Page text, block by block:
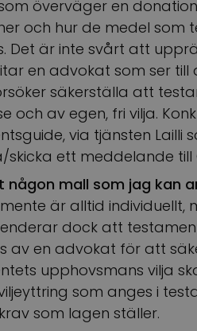
överväger en
och hur de medel som
Det är inte svårt att
en advokat som ser
säkerställa att
och av egen, fri vilja.
via tjänsten Lailli
skicka ett meddelande
någon mall som jag
är alltid individuellt,
dock att
av en advokat för att
upphovsmans vilja
som anges i
som lagen ställer.